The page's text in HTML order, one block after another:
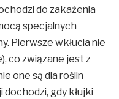
do zakażenia
specjalnych
Pierwsze wkłucia nie
co związane jest z
one są dla roślin
gdy kłujki